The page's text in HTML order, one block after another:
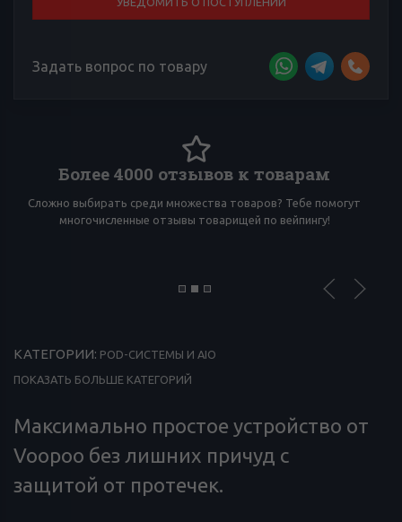
Задать вопрос по товару
Более 4000 отзывов к товарам
Сложно выбирать среди множества товаров? Тебе помогут
многочисленные отзывы товарищей по вейпингу!
КАТЕГОРИИ: POD-СИСТЕМЫ И AIO
ПОКАЗАТЬ БОЛЬШЕ КАТЕГОРИЙ
Максимально простое устройство от
Voopoo без лишних причуд с
защитой от протечек.